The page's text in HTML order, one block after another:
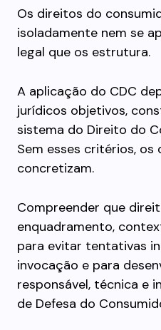
Os direitos do
isoladamente nem se
legal que os estrutura.
A aplicação do CDC
jurídicos objetivos,
sistema do Direito do
Sem esses critérios, os
concretizam.
Compreender que
enquadramento,
para evitar tentativas
invocação e para
responsável, técnica e
de Defesa do